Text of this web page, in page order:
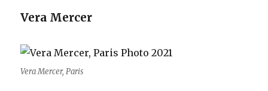
Vera Mercer
Vera Mercer, Paris